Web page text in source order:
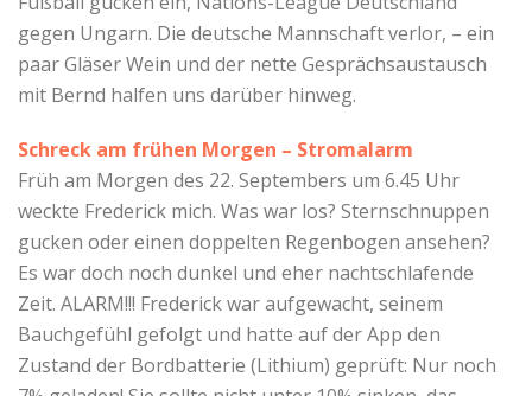
gegen Ungarn. Die deutsche Mannschaft verlor, – ein
paar Gläser Wein und der nette Gesprächsaustausch
mit Bernd halfen uns darüber hinweg.
Schreck am frühen Morgen – Stromalarm
Früh am Morgen des 22. Septembers um 6.45 Uhr
weckte Frederick mich. Was war los? Sternschnuppen
gucken oder einen doppelten Regenbogen ansehen?
Es war doch noch dunkel und eher nachtschlafende
Zeit. ALARM!!! Frederick war aufgewacht, seinem
Bauchgefühl gefolgt und hatte auf der App den
Zustand der Bordbatterie (Lithium) geprüft: Nur noch